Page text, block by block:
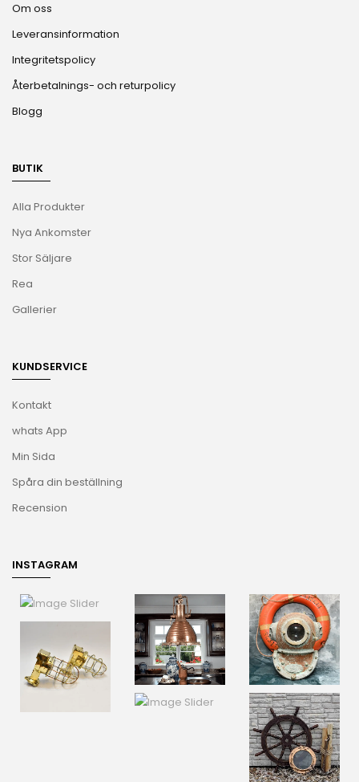
Om oss
Leveransinformation
Integritetspolicy
Återbetalnings- och returpolicy
Blogg
BUTIK
Alla Produkter
Nya Ankomster
Stor Säljare
Rea
Gallerier
KUNDSERVICE
Kontakt
whats App
Min Sida
Spåra din beställning
Recension
INSTAGRAM